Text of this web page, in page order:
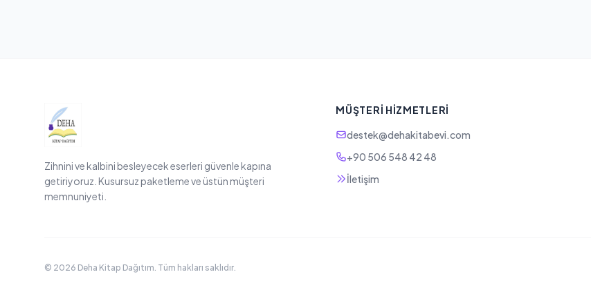
Zihnini ve kalbini besleyecek eserleri güvenle kapına
getiriyoruz. Kusursuz paketleme ve üstün müşteri
memnuniyeti.
MÜŞTERI HIZMETLERI
destek@dehakitabevi.com
+90 506 548 42 48
İletişim
© 2026 Deha Kitap Dağıtım. Tüm hakları saklıdır.